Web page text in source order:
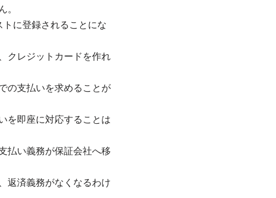
。
に登録されることにな
クレジットカードを作れ
の支払いを求めることが
を即座に対応することは
払い義務が保証会社へ移
返済義務がなくなるわけ